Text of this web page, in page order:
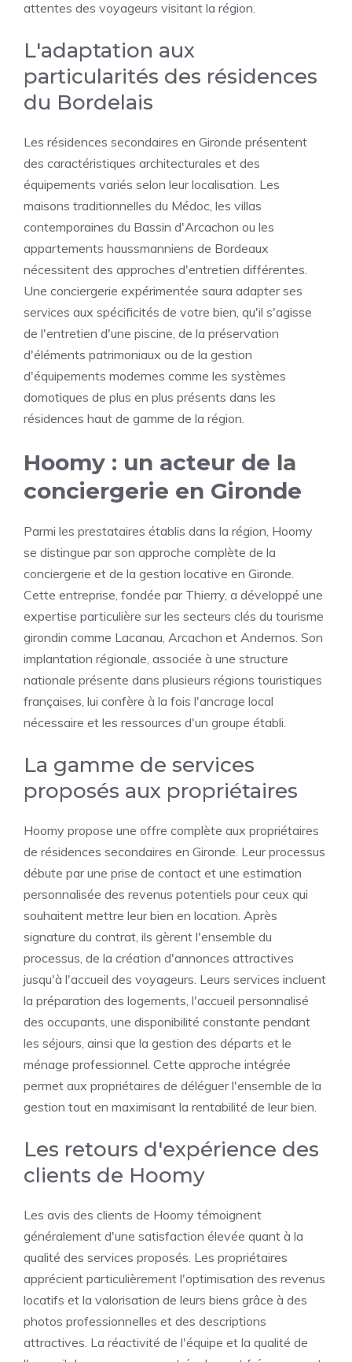
attentes des voyageurs visitant la région.
L'adaptation aux
particularités des résidences
du Bordelais
Les résidences secondaires en Gironde présentent
des caractéristiques architecturales et des
équipements variés selon leur localisation. Les
maisons traditionnelles du Médoc, les villas
contemporaines du Bassin d'Arcachon ou les
appartements haussmanniens de Bordeaux
nécessitent des approches d'entretien différentes.
Une conciergerie expérimentée saura adapter ses
services aux spécificités de votre bien, qu'il s'agisse
de l'entretien d'une piscine, de la préservation
d'éléments patrimoniaux ou de la gestion
d'équipements modernes comme les systèmes
domotiques de plus en plus présents dans les
résidences haut de gamme de la région.
Hoomy : un acteur de la
conciergerie en Gironde
Parmi les prestataires établis dans la région, Hoomy
se distingue par son approche complète de la
conciergerie et de la gestion locative en Gironde.
Cette entreprise, fondée par Thierry, a développé une
expertise particulière sur les secteurs clés du tourisme
girondin comme Lacanau, Arcachon et Andernos. Son
implantation régionale, associée à une structure
nationale présente dans plusieurs régions touristiques
françaises, lui confère à la fois l'ancrage local
nécessaire et les ressources d'un groupe établi.
La gamme de services
proposés aux propriétaires
Hoomy propose une offre complète aux propriétaires
de résidences secondaires en Gironde. Leur processus
débute par une prise de contact et une estimation
personnalisée des revenus potentiels pour ceux qui
souhaitent mettre leur bien en location. Après
signature du contrat, ils gèrent l'ensemble du
processus, de la création d'annonces attractives
jusqu'à l'accueil des voyageurs. Leurs services incluent
la préparation des logements, l'accueil personnalisé
des occupants, une disponibilité constante pendant
les séjours, ainsi que la gestion des départs et le
ménage professionnel. Cette approche intégrée
permet aux propriétaires de déléguer l'ensemble de la
gestion tout en maximisant la rentabilité de leur bien.
Les retours d'expérience des
clients de Hoomy
Les avis des clients de Hoomy témoignent
généralement d'une satisfaction élevée quant à la
qualité des services proposés. Les propriétaires
apprécient particulièrement l'optimisation des revenus
locatifs et la valorisation de leurs biens grâce à des
photos professionnelles et des descriptions
attractives. La réactivité de l'équipe et la qualité de